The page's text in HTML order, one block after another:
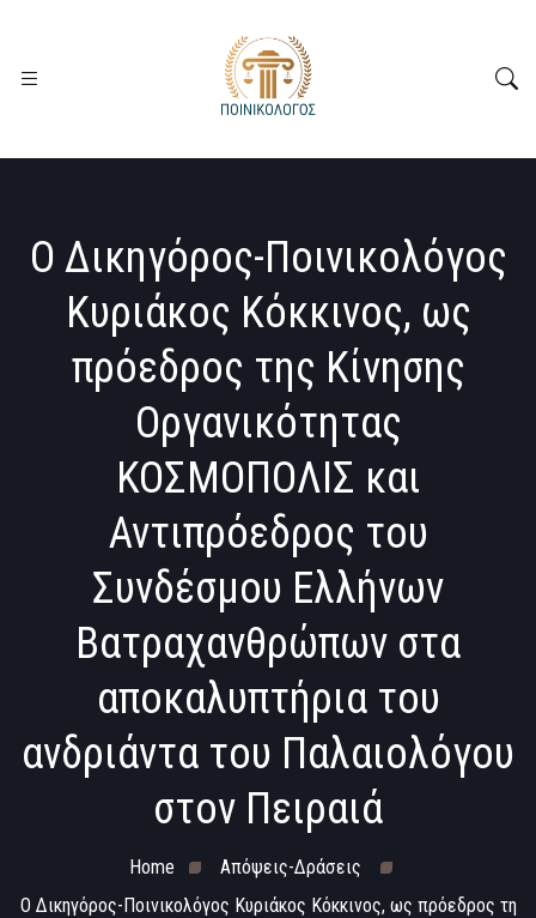
Ο Δικηγόρος-Ποινικολόγος
Κυριάκος Κόκκινος, ως
πρόεδρος της Κίνησης
Οργανικότητας
ΚΟΣΜΟΠΟΛΙΣ και
Αντιπρόεδρος του
Συνδέσμου Ελλήνων
Βατραχανθρώπων στα
αποκαλυπτήρια του
ανδριάντα του Παλαιολόγου
στον Πειραιά
Home
Απόψεις-Δράσεις
Ο Δικηγόρος-Ποινικολόγος Κυριάκος Κόκκινος, ως πρόεδρος τη